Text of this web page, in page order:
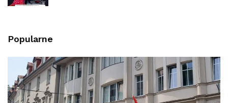
Popularne